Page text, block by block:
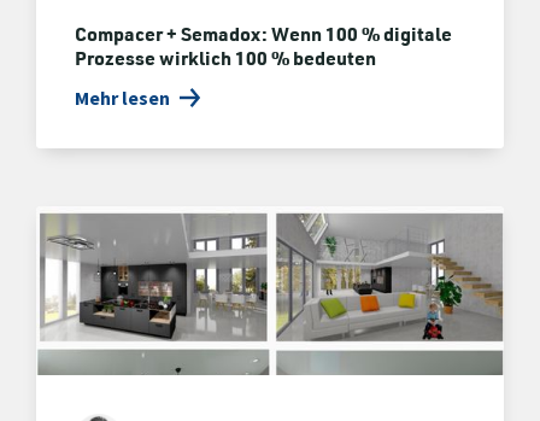
Compacer + Semadox: Wenn 100 % digitale
Prozesse wirklich 100 % bedeuten
Mehr lesen